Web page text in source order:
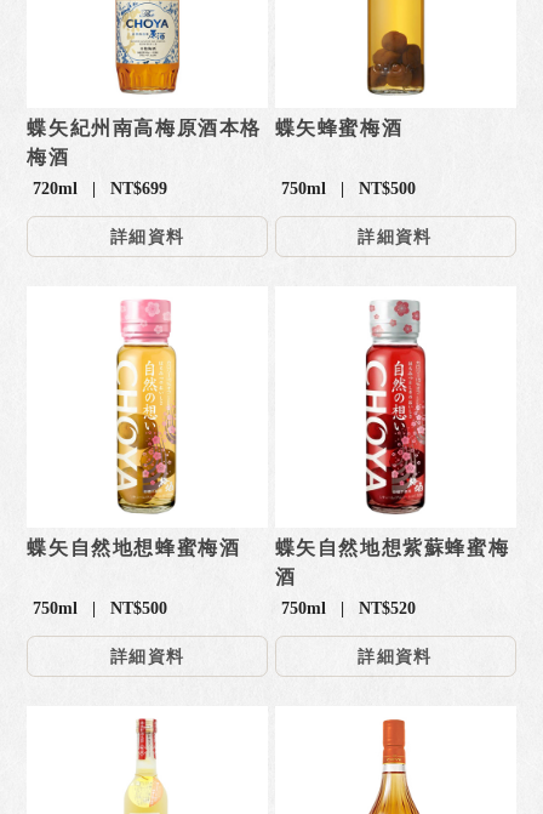
蝶矢紀州南高梅原酒本格
梅酒
720ml | NT$699
詳細資料
蝶矢蜂蜜梅酒
750ml | NT$500
詳細資料
蝶矢自然地想蜂蜜梅酒
750ml | NT$500
詳細資料
蝶矢自然地想紫蘇蜂蜜梅
酒
750ml | NT$520
詳細資料